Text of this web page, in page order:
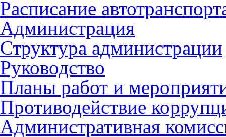
Расписание
Администрация
Структура администрации
Руководство
Планы работ и
Противодействие
Административная